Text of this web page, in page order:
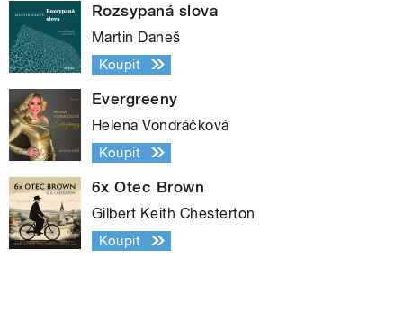
Rozsypaná slova
Martin Daneš
Koupit
Evergreeny
Helena Vondráčková
Koupit
6x Otec Brown
Gilbert Keith Chesterton
Koupit